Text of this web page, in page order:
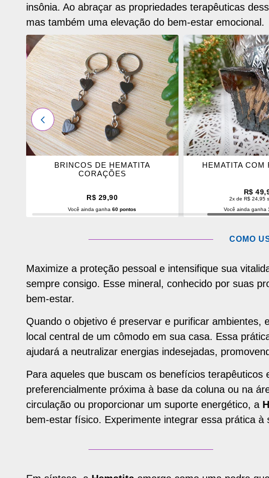
insônia. Ao abraçar as propriedades terapêuticas
mas também uma elevação do bem-estar emocional.
ADICIONAR
OS
FAVORITOS
BRINCOS DE HEMATITA
CORAÇÕES
R$ 29,90
Você ainda ganha60 pontos
ADICIONAR
OS
FAVORITOS
HEMATITA COM
R$
2x de R$ 24,95
Você ainda ganha
ANTERIOR
COMO
Maximize a proteção pessoal e intensifique sua
sempre consigo. Esse mineral, conhecido por suas
bem-estar.
Quando o objetivo é preservar e purificar ambientes,
local central de um cômodo em sua casa. Essa
ajudará a neutralizar energias indesejadas,
Para aqueles que buscam os benefícios terapêuticos
preferencialmente próxima à base da coluna ou na
circulação ou proporcionar um suporte energético, a
bem-estar físico. Experimente integrar essa prática